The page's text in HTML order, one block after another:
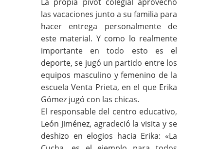
las vacaciones junto a su familia para
hacer entrega personalmente de
este material. Y como lo realmente
importante en todo esto es el
deporte, se jugó un partido entre los
equipos masculino y femenino de la
escuela Venta Prieta, en el que Erika
Gómez jugó con las chicas.
El responsable del centro educativo,
León Jiménez, agradeció la visita y se
deshizo en elogios hacia Erika: «La